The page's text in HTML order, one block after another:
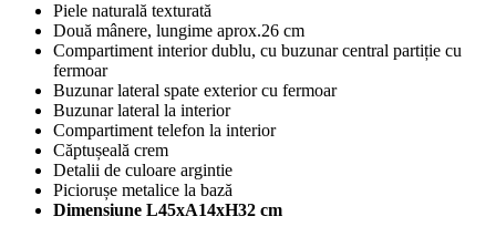
Piele naturală texturată
Două mânere, lungime aprox.26 cm
Compartiment interior dublu, cu buzunar central partiție cu
fermoar
Buzunar lateral spate exterior cu fermoar
Buzunar lateral la interior
Compartiment telefon la interior
Căptușeală crem
Detalii de culoare argintie
Piciorușe metalice la bază
Dimensiune L45xA14xH32 cm